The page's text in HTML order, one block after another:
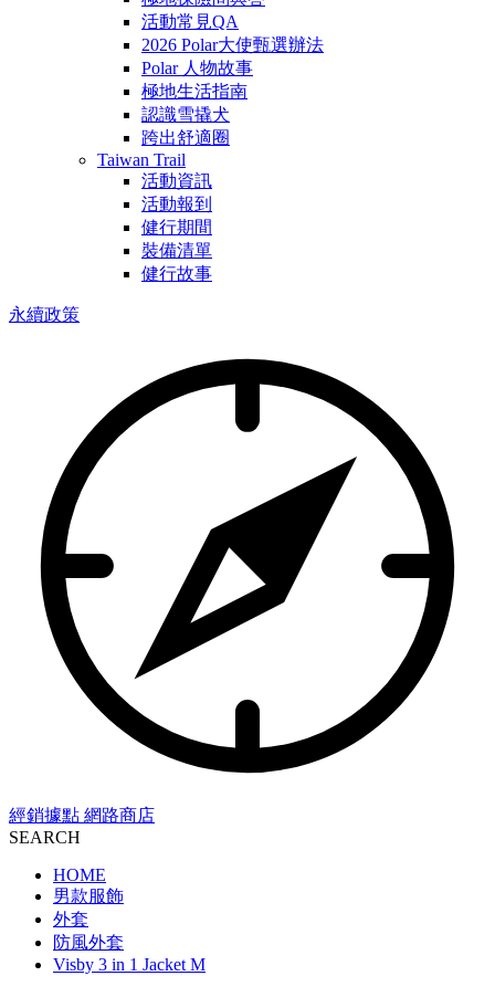
活動常見QA
2026 Polar大使甄選辦法
Polar 人物故事
極地生活指南
認識雪撬犬
跨出舒適圈
Taiwan Trail
活動資訊
活動報到
健行期間
裝備清單
健行故事
永續政策
經銷據點 網路商店
SEARCH
HOME
男款服飾
外套
防風外套
Visby 3 in 1 Jacket M